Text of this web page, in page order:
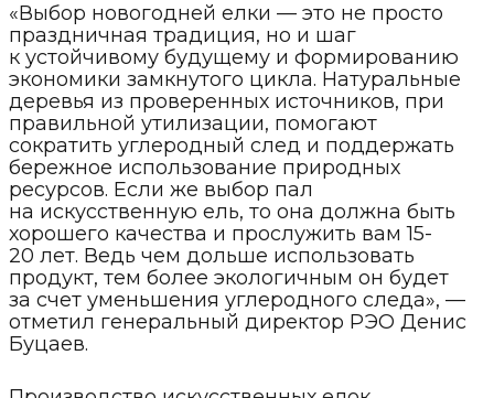
«Выбор новогодней елки — это не просто
праздничная традиция, но и шаг
к устойчивому будущему и формированию
экономики замкнутого цикла. Натуральные
деревья из проверенных источников, при
правильной утилизации, помогают
сократить углеродный след и поддержать
бережное использование природных
ресурсов. Если же выбор пал
на искусственную ель, то она должна быть
хорошего качества и прослужить вам 15-
20 лет. Ведь чем дольше использовать
продукт, тем более экологичным он будет
за счет уменьшения углеродного следа», —
отметил генеральный директор РЭО Денис
Буцаев.